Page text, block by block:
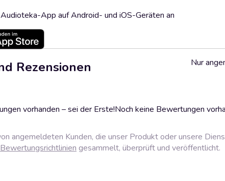
App auf Android- und iOS-Geräten an
Rezensionen
vorhanden – sei der Erste!Noch keine Bewertungen
Nur
angemeldeten Kunden, die unser Produkt oder unsere
Bewertungsrichtlinien gesammelt, überprüft und veröffentlicht.